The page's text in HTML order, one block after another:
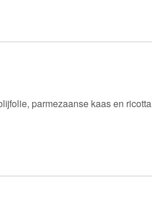
parmezaanse kaas en ricotta